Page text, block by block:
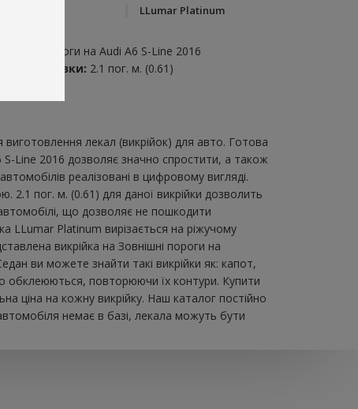
LLumar Platinum
Зовнішні пороги на Audi A6 S-Line 2016
Витрата плівки: 2.1 пог. м. (0.61)
лекал (викрійок) для авто. Готова
S-Line 2016 дозволяє значно спростити, а також
реалізовані в цифровому вигляді.
пог. м. (0.61) для даної викрійки дозволить
що дозволяє не пошкодити
LLumar Platinum вирізається на ріжучому
​​викрійка на Зовнішні пороги на
ви можете знайти такі викрійки як: капот,
обклеюються, повторюючи їх контури. Купити
ціна на кожну викрійку. Наш каталог постійно
немає в базі, лекала можуть бути